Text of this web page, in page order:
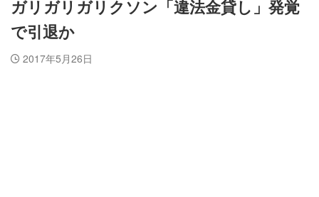
ガリガリガリクソン「違法金貸し」発覚
で引退か
2017年5月26日